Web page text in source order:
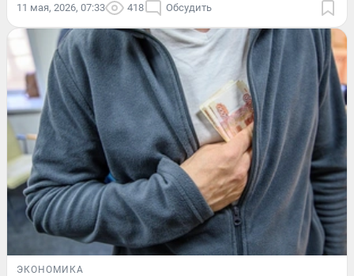
11 мая, 2026, 07:33 418 Обсудить
ЭКОНОМИКА